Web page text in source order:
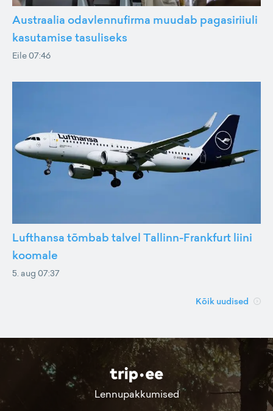
Austraalia odavlennufirma muudab pagasiriiuli
kasutamise tasuliseks
Eile 07:46
Lufthansa tõmbab talvel Tallinn-Frankfurt liini
koomale
5. aug 07:37
Kõik uudised
Lennupakkumised